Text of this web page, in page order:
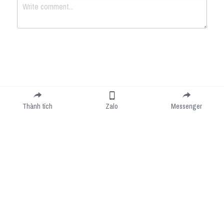
Submit
Thành tích Zalo Messenger